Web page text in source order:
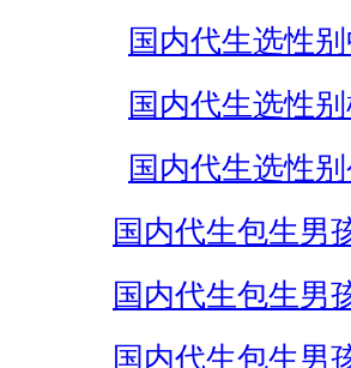
国内代生选性
国内代生选性
国内代生选性别
国内代生包生男
国内代生包生男
国内代生包生男